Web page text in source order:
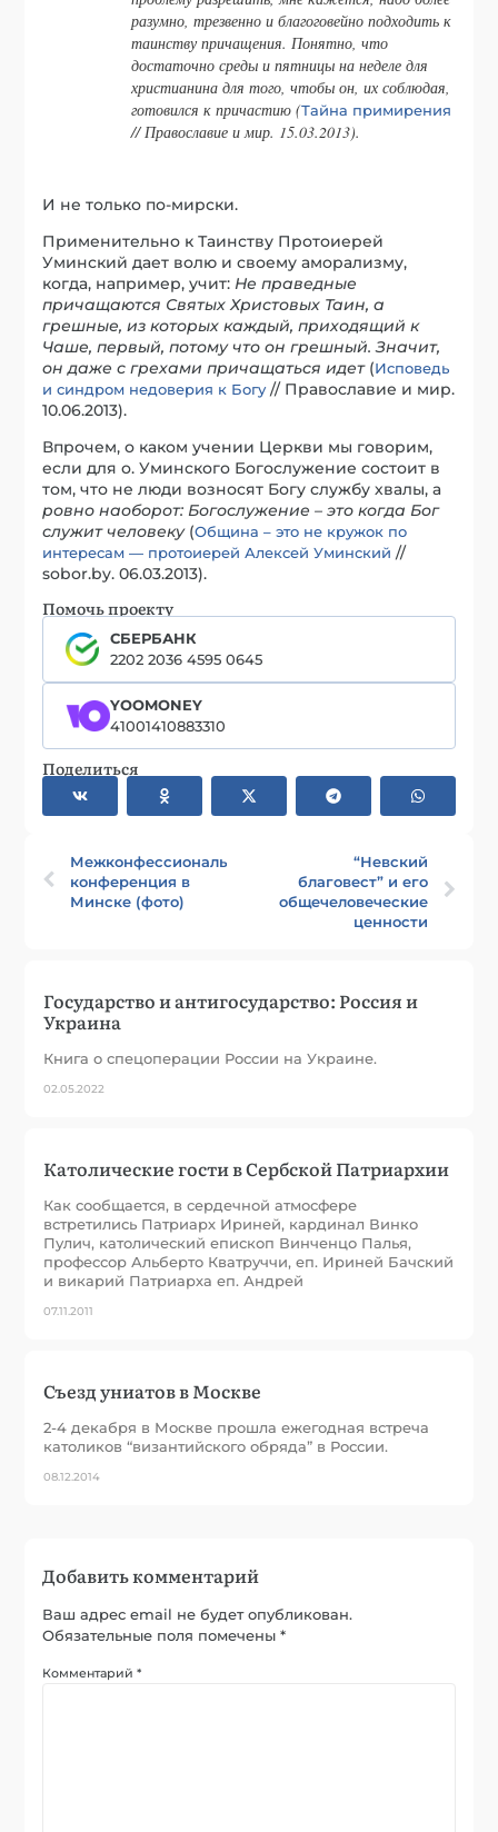
разумно, трезвенно и благоговейно подходить к
таинству причащения. Понятно, что
достаточно среды и пятницы на неделе для
христианина для того, чтобы он, их соблюдая,
готовился к причастию (Тайна примирения
// Православие и мир. 15.03.2013).
И не только по-мирски.
Применительно к Таинству Протоиерей
Уминский дает волю и своему аморализму,
когда, например, учит: Не праведные
причащаются Святых Христовых Таин, а
грешные, из которых каждый, приходящий к
Чаше, первый, потому что он грешный. Значит,
он даже с грехами причащаться идет(Исповедь
и синдром недоверия к Богу// Православие и мир.
10.06.2013).
Впрочем, о каком учении Церкви мы говорим,
если для о. Уминского Богослужение состоит в
том, что не люди возносят Богу службу хвалы, а
ровно наоборот: Богослужение – это когда Бог
служит человеку(Община – это не кружок по
интересам — протоиерей Алексей Уминский //
sobor.by. 06.03.2013).
Помочь проекту
СБЕРБАНК
2202 2036 4595 0645
YOOMONEY
41001410883310
Поделиться
Межконфессиональная
конференция в
Минске (фото)
“Невский
благовест” и его
общечеловеческие
ценности
Государство и антигосударство: Россия и
Украина
Книга о спецоперации России на Украине.
02.05.2022
Католические гости в Сербской Патриархии
Как сообщается, в сердечной атмосфере
встретились Патриарх Ириней, кардинал Винко
Пулич, католический епископ Винченцо Палья,
профессор Альберто Кватруччи, еп. Ириней Бачский
и викарий Патриарха еп. Андрей
07.11.2011
Съезд униатов в Москве
2-4 декабря в Москве прошла ежегодная встреча
католиков “византийского обряда” в России.
08.12.2014
Добавить комментарий
Ваш адрес email не будет опубликован.
Обязательные поля помечены*
Комментарий*